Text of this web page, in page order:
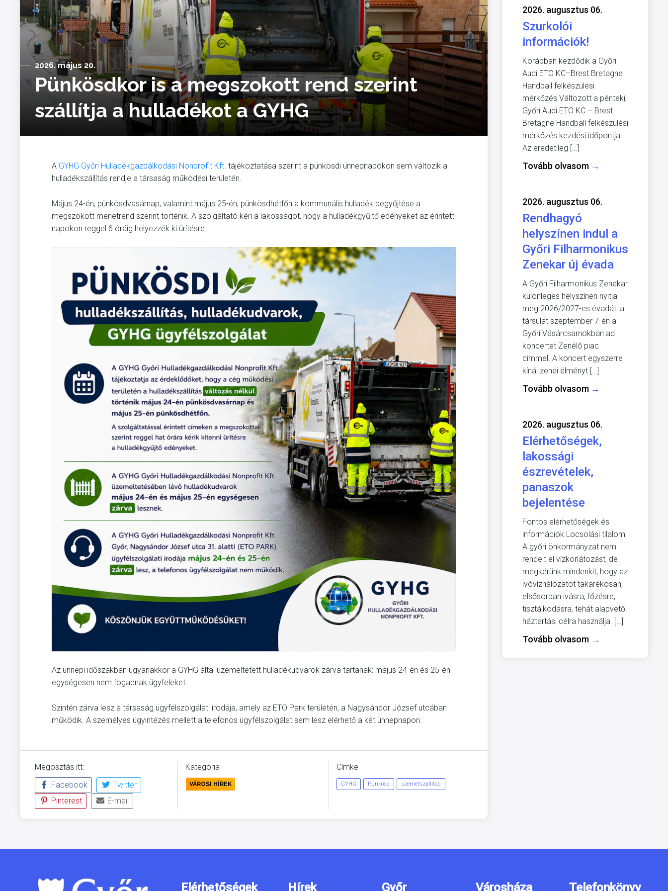
2026. május 20.
Pünkösdkor is a megszokott rend szerint
szállítja a hulladékot a GYHG
A GYHG Győri Hulladékgazdálkodási Nonprofit Kft. tájékoztatása szerint a pünkösdi ünnepnapokon sem változik a
hulladékszállítás rendje a társaság működési területén.
Május 24-én, pünkösdvasárnap, valamint május 25-én, pünkösdhétfőn a kommunális hulladék begyűjtése a
megszokott menetrend szerint történik. A szolgáltató kéri a lakosságot, hogy a hulladékgyűjtő edényeket az érintett
napokon reggel 6 óráig helyezzék ki ürítésre.
Az ünnepi időszakban ugyanakkor a GYHG által üzemeltetett hulladékudvarok zárva tartanak: május 24-én és 25-én
egységesen nem fogadnak ügyfeleket.
Szintén zárva lesz a társaság ügyfélszolgálati irodája, amely az ETO Park területén, a Nagysándor József utcában
működik. A személyes ügyintézés mellett a telefonos ügyfélszolgálat sem lesz elérhető a két ünnepnapon.
Megosztás itt:
Facebook
Twitter
Pinterest
E-mail
Kategória
VÁROSI HÍREK
Címke
GYHG Pünkösd szemétszállítás
2026. augusztus 06.
Szurkolói
információk!
Korábban kezdődik a Győri
Audi ETO KC–Brest Bretagne
Handball felkészülési
mérkőzés Változott a pénteki,
Győri Audi ETO KC – Brest
Bretagne Handball felkészülési
mérkőzés kezdési időpontja.
Az eredetileg […]
Tovább olvasom →
2026. augusztus 06.
Rendhagyó
helyszínen indul a
Győri Filharmonikus
Zenekar új évada
A Győri Filharmonikus Zenekar
különleges helyszínen nyitja
meg 2026/2027-es évadát: a
társulat szeptember 7-én a
Győri Vásárcsarnokban ad
koncertet Zenélő piac
címmel. A koncert egyszerre
kínál zenei élményt […]
Tovább olvasom →
2026. augusztus 06.
Elérhetőségek,
lakossági
észrevételek,
panaszok
bejelentése
Fontos elérhetőségek és
információk Locsolási tilalom
A győri önkormányzat nem
rendelt el vízkorlátozást, de
megkérünk mindenkit, hogy az
ivóvízhálózatot takarékosan,
elsősorban ivásra, főzésre,
tisztálkodásra, tehát alapvető
háztartási célra használja. […]
Tovább olvasom →
Elérhetőségek Hírek Győr Városháza Telefonkönyv